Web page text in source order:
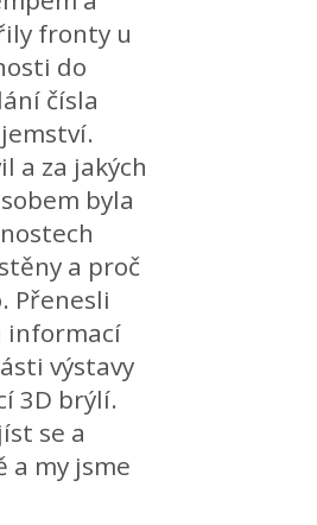
fronty u
do
čísla
a za jakých
byla
a proč
Přenesli
informací
výstavy
3D brýlí.
se a
a my jsme